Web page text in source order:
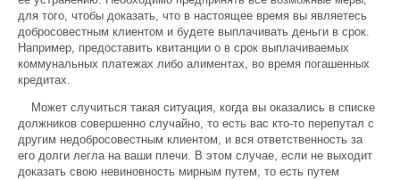
для того, чтобы доказать, что в настоящее время вы являетесь
добросовестным клиентом и будете выплачивать деньги в срок.
Например, предоставить квитанции о в срок выплачиваемых
коммунальных платежах либо алиментах, во время погашенных
кредитах.
Может случиться такая ситуация, когда вы оказались в списке
должников совершенно случайно, то есть вас кто-то перепутал с
другим недобросовестным клиентом, и вся ответственность за
его долги легла на ваши плечи. В этом случае, если не выходит
доказать свою невиновность мирным путем, то есть путем